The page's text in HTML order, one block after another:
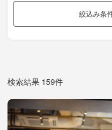
絞込み条
検索結果 159件